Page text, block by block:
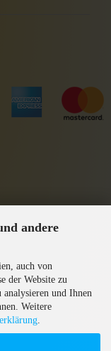
andere
auch von
der Website zu
analysieren und Ihnen
Weitere